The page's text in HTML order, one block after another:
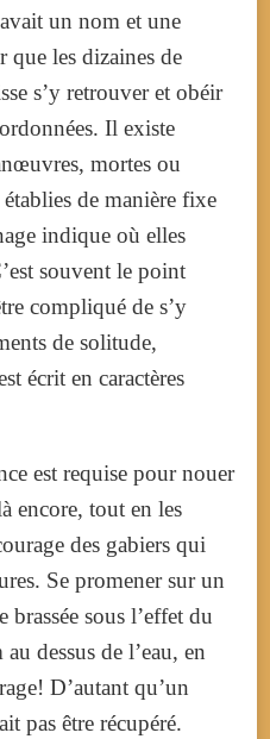
un nom et une
que les dizaines de
s’y retrouver et obéir
Il existe
mortes ou
de manière fixe
indique où elles
souvent le point
compliqué de s’y
de solitude,
écrit en caractères
est requise pour nouer
encore, tout en les
des gabiers qui
Se promener sur un
brassée sous l’effet du
dessus de l’eau, en
D’autant qu’un
pas être récupéré.